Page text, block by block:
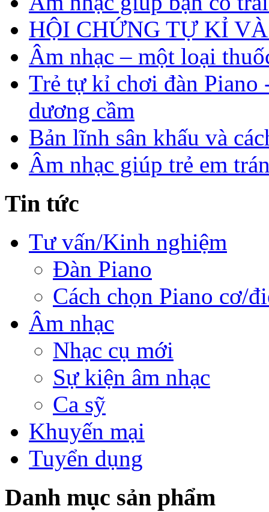
HỘI CHỨNG TỰ KỈ
Âm nhạc – một loại
Trẻ tự kỉ chơi đàn Piano
dương cầm
Bản lĩnh sân khấu và
Âm nhạc giúp trẻ em
Tin tức
Tư vấn/Kinh nghiệm
Đàn Piano
Cách chọn Piano cơ/
Âm nhạc
Nhạc cụ mới
Sự kiện âm nhạc
Ca sỹ
Khuyến mại
Tuyển dụng
Danh mục sản phẩm